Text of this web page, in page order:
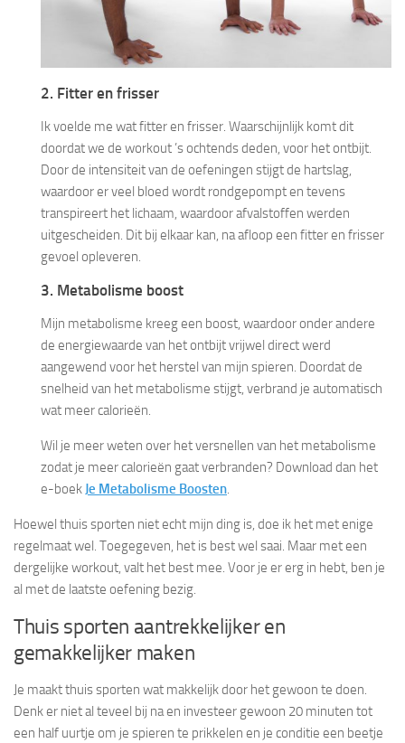
2. Fitter en frisser
Ik voelde me wat fitter en frisser. Waarschijnlijk komt dit
doordat we de workout ’s ochtends deden, voor het ontbijt.
Door de intensiteit van de oefeningen stijgt de hartslag,
waardoor er veel bloed wordt rondgepompt en tevens
transpireert het lichaam, waardoor afvalstoffen werden
uitgescheiden. Dit bij elkaar kan, na afloop een fitter en frisser
gevoel opleveren.
3. Metabolisme boost
Mijn metabolisme kreeg een boost, waardoor onder andere
de energiewaarde van het ontbijt vrijwel direct werd
aangewend voor het herstel van mijn spieren. Doordat de
snelheid van het metabolisme stijgt, verbrand je automatisch
wat meer calorieën.
Wil je meer weten over het versnellen van het metabolisme
zodat je meer calorieën gaat verbranden? Download dan het
e-boek Je Metabolisme Boosten.
Hoewel thuis sporten niet echt mijn ding is, doe ik het met enige
regelmaat wel. Toegegeven, het is best wel saai. Maar met een
dergelijke workout, valt het best mee. Voor je er erg in hebt, ben je
al met de laatste oefening bezig.
Thuis sporten aantrekkelijker en
gemakkelijker maken
Je maakt thuis sporten wat makkelijk door het gewoon te doen.
Denk er niet al teveel bij na en investeer gewoon 20 minuten tot
een half uurtje om je spieren te prikkelen en je conditie een beetje